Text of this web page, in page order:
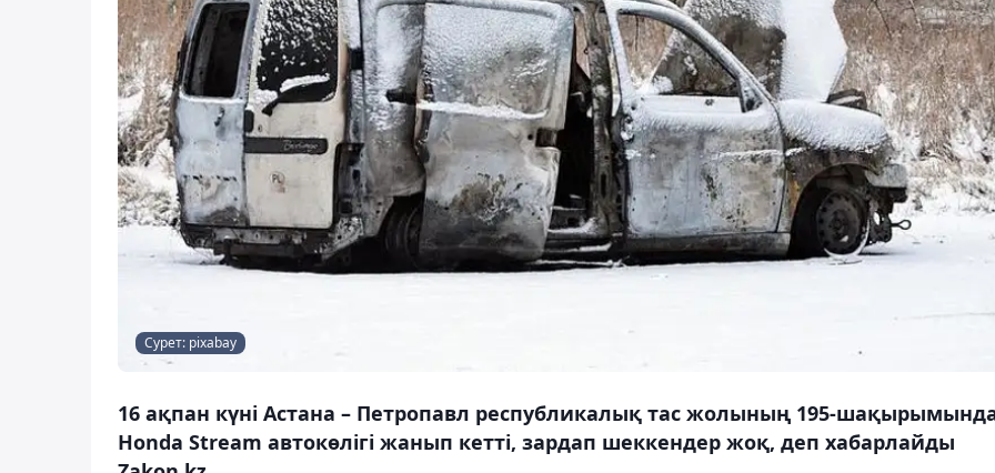
Сурет: pixabay
16 ақпан күні Астана – Петропавл республикалық тас жолының 195-
Honda Stream автокөлігі жанып кетті, зардап шеккендер жоқ, деп хабарлайды